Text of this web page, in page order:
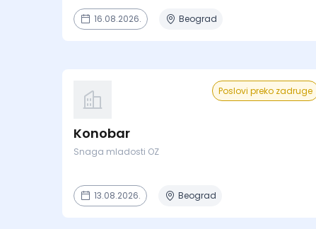
16.08.2026. Beograd
Poslovi preko zadruge
Konobar
Snaga mladosti OZ
13.08.2026. Beograd